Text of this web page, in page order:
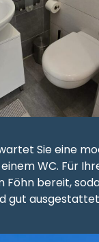
Sie eine
WC. Für
bereit,
gut